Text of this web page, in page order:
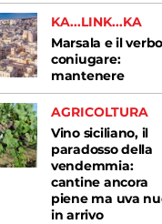
KA...LINK...KA
Marsala e il
coniugare:
mantenere
AGRICOLTURA
Vino siciliano, il
paradosso della
vendemmia:
cantine ancora
piene ma uva
in arrivo